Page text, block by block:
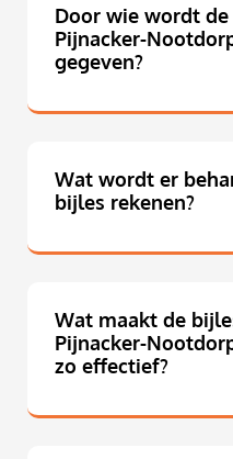
Door wie wordt
Pijnacker-
gegeven?
Wat wordt er
bijles rekenen?
Wat maakt de
Pijnacker-
zo effectief?